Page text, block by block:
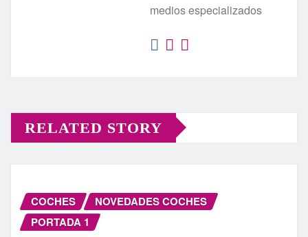
medios especializados
RELATED STORY
COCHES
NOVEDADES COCHES
PORTADA 1